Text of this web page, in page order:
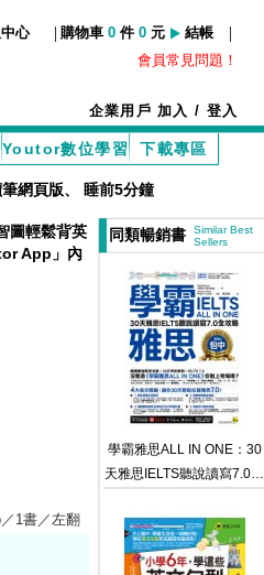
心 | 購物車 0 件 0 元 結帳 |
會員常見問題！
企業用戶加入 / 登入
Youtor數位學習 下載專區
網頁版、 睡前5分鐘
圖輕鬆背英
App」內
1書／左翻
同類暢銷書
Similar Best
Sellers
學霸雅思ALL IN ONE：30
天雅思IELTS聽說讀寫7.0全
內含VRP虛擬點讀筆）